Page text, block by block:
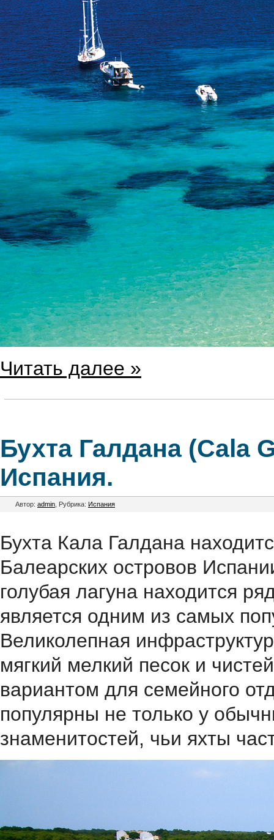
Читать далее »
Бухта Галдана (Cala
Испания.
Автор: admin , Рубрика: Испания
Бухта Кала Галдана
Балеарских островов
голубая лагуна находится
является одним из самых
Великолепная
мягкий мелкий песок и
вариантом для семейного
популярны не только у
знаменитостей, чьи яхты